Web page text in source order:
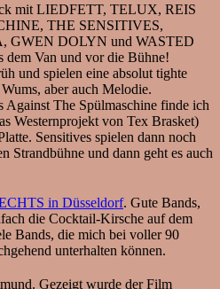
mit LIEDFETT, TELUX, REIS
THE SENSITIVES,
GWEN DOLYN und WASTED
Van und vor die Bühne!
und spielen eine absolut tighte
aber auch Melodie.
Against The Spülmaschine finde ich
Westernprojekt von Tex Brasket)
Sensitives spielen dann noch
Strandbühne und dann geht es auch
in Düsseldorf. Gute Bands,
die Cocktail-Kirsche auf dem
Bands, die mich bei voller 90
unterhalten können.
Gezeigt wurde der Film